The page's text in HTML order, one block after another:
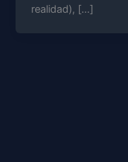
realidad), […]